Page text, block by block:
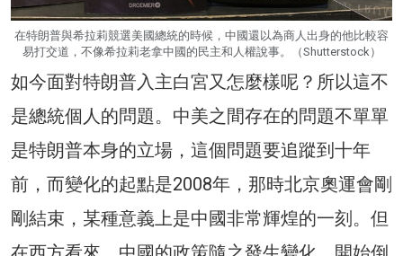
在特朗普與希拉莉競選美國總統的時候，中國還以為商人出身的他比較容
易打交道，不像希拉莉老拿中國的民主和人權說事。（Shutterstock）
如今面對特朗普入主白宮又怎麼樣呢？所以這不
是總統個人的問題。中美之間存在的問題不單單
是特朗普本身的立場，這個問題要追蹤到十年
前，而變化的起點是2008年，那時北京奧運會剛
剛結束，某種意義上是中國非常輝煌的一刻。但